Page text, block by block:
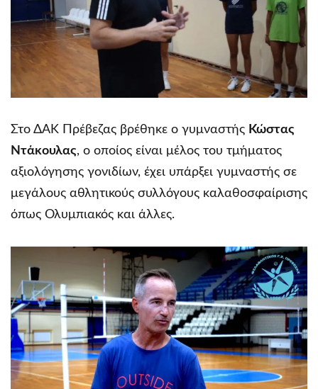
Στο ΔΑΚ Πρέβεζας βρέθηκε ο γυμναστής Κώστας
Ντάκουλας, ο οποίος είναι μέλος του τμήματος
αξιολόγησης γονιδίων, έχει υπάρξει γυμναστής σε
μεγάλους αθλητικούς συλλόγους καλαθοσφαίρισης
όπως Ολυμπιακός και άλλες.